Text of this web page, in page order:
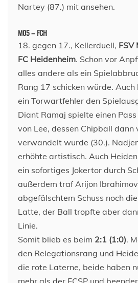
Nartey (87.) mit ansehen.
M05 – FCH
18. gegen 17., Kellerduell, FSV
FC Heidenheim. Schon vor
alles andere als ein
Rang 17 schicken würde.
ein Torwartfehler den
Diant Ramaj spielte einen
von Lee, dessen Chipball
verwandelt wurde (30.).
erhöhte artistisch. Auch
ein sofortiges Jokertor durch
außerdem traf Arijon
abgefälschtem Schuss noch
Latte, der Ball tropfte aber
Linie.
Somit blieb es beim 2:1 (1:0).
den Relegationsrang und
die rote Laterne, beide haben